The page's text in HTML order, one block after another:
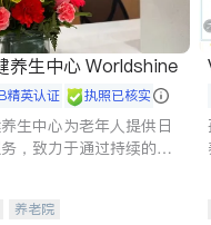
养生中心 Worldshine
精英认证 执照已核实
生中心为老年人提供日
，致力于通过持续的护
养老院